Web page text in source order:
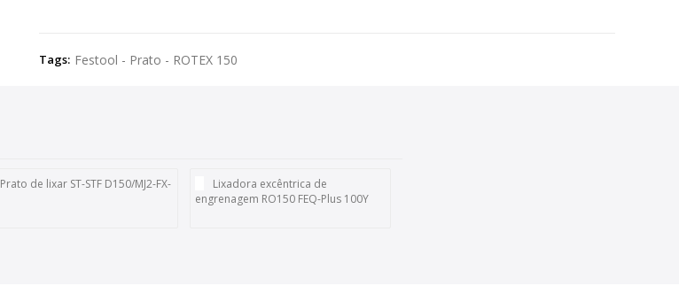
Tags: Festool - Prato - ROTEX 150
Prato de lixar ST-STF D150/MJ2-FX-
Lixadora excêntrica de
engrenagem RO150 FEQ-Plus 100Y